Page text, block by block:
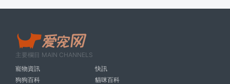
主要欄目 MAIN CHANNELS
寵物資訊
快訊
狗狗百科
貓咪百科